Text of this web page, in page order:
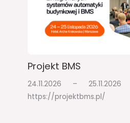
Projekt BMS
24.11.2026 –
https://projektbms.pl/